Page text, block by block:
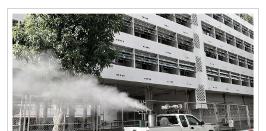
(Burnout) การพัฒนาทักษะการเมตตาต่อตนเอง (Self-
Compassion) พร้อมเปิดเวที "Mental Health Talk" เพื่อแลก
เปลี่ยนประสบการณ์ สะท้อนปัญหา และร่วมหาแนวทางพัฒนา
งานด้านสุขภาวะในสถาบันอุดมศึกษา โครงการนี้ถือเป็นอีกหนึ่ง
กลไกสำคัญในการขับเคลื่อน “ระบบนิเวศสุขภาวะนิสิต” ของ
มหาวิทยาลัยไทย ที่มุ่งสร้างบุคลากรผู้ดูแลนิสิตให้มีความพร้อม
ทั้งด้านความรู้ ทักษะ และหัวใจที่เข้าใจ เพื่อให้นิสิตทุกคนสามารถ
เรียนรู้และใช้ชีวิตในรั้วมหาวิทยาลัยได้อย่างมีความสุขและยั่งยืน
ทั้งนี้ โครงการดังกล่าวได้รับงบประมาณสนับสนุนจากที่ประชุม
14.00 น. ณ ลานอนันต์ ปัญญาวีร์ อาคารอำนวย ยศสุข
นักศึกษาที่เข้าร่วมบริจาคจะได้ชั่วโมงกิจกรรมด้านจิตอาสา ครั้ง
ละ 8 ชั่วโมง- วันที่ 1กรกฏาคม 2569 มีผู้ประสงค์บริจาคโลหิต
จำนวน 91 คน ผ่านเกณฑ์สามารถบริจาคโลหิตได้ จำนวน 41 คน
( 18,450 CC.) - วันที่ 2 กรกฏาคม 2569 มีผู้ประสงค์บริจาค
โลหิต จำนวน 125 คน ผ่านเกณฑ์สามารถบริจาคโลหิตได้ จำนวน
72 คน (32,400 CC.)